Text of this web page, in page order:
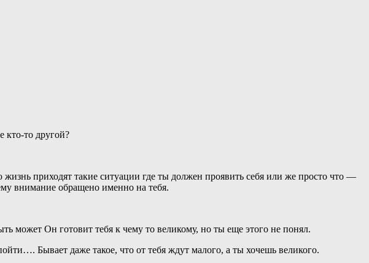
кто-то другой?
приходят такие ситуации где ты должен проявить себя или же просто что —
внимание обращено именно на тебя.
может Он готовит тебя к чему то великому, но ты еще этого не понял.
Бывает даже такое, что от тебя ждут малого, а ты хочешь великого.